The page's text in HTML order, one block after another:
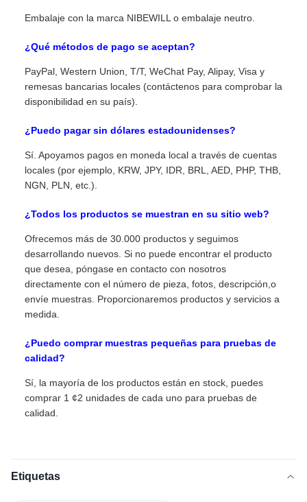
Embalaje con la marca NIBEWILL o embalaje neutro.
¿Qué métodos de pago se aceptan?
PayPal, Western Union, T/T, WeChat Pay, Alipay, Visa y
remesas bancarias locales (contáctenos para comprobar la
disponibilidad en su país).
¿Puedo pagar sin dólares estadounidenses?
Sí. Apoyamos pagos en moneda local a través de cuentas
locales (por ejemplo, KRW, JPY, IDR, BRL, AED, PHP, THB,
NGN, PLN, etc.).
¿Todos los productos se muestran en su sitio web?
Ofrecemos más de 30.000 productos y seguimos
desarrollando nuevos. Si no puede encontrar el producto
que desea, póngase en contacto con nosotros
directamente con el número de pieza, fotos, descripción,o
envíe muestras. Proporcionaremos productos y servicios a
medida.
¿Puedo comprar muestras pequeñas para pruebas de
calidad?
Sí, la mayoría de los productos están en stock, puedes
comprar 1 ¢2 unidades de cada uno para pruebas de
calidad.
Etiquetas